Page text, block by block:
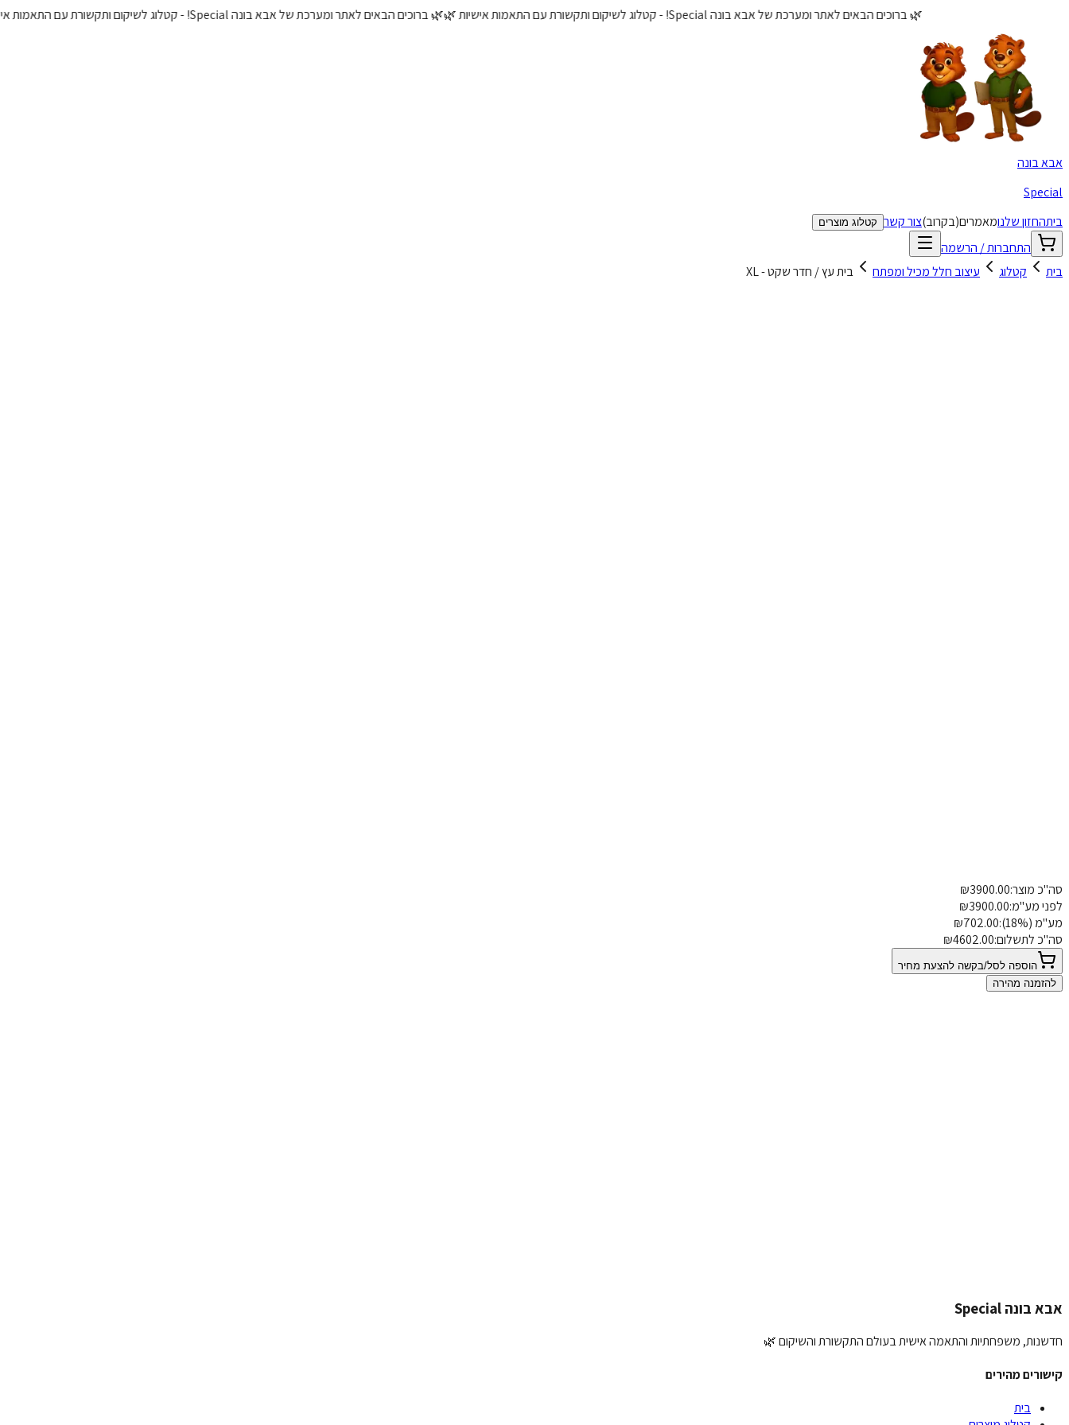
🌿 ברוכים הבאים לאתר ומערכת של אבא בונה Special! - קטלוג לשיקום ותקשורת עם התאמות אישיות 🌿 🌿 ברוכים הבאים לאתר ומערכת של אבא בונה Special! - קטלוג לשיקום ותקשורת עם התאמות אישיות 🌿
אבא בונה
Special
ביתהחזון שלנומאמרים(בקרוב)צור קשר קטלוג מוצרים
התחברות / הרשמה
בית
קטלוג עיצוב חלל מכיל ומפתח בית עץ / חדר שקט - XL
פרטי משלוחסה"כ מוצר: ₪3900.00
לפני מע"מ:
₪3900.00
מע"מ (18%):
₪702.00
סה"כ לתשלום:
₪4602.00
הוספה לסל/בקשה להצעת מחיר
להזמנה מהירה
אבא בונה Special
חדשנות, משפחתיות והתאמה אישית בעולם התקשורת והשיקום 🌿
קישורים מהירים
בית